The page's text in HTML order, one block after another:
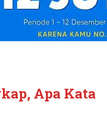
Apa Kata